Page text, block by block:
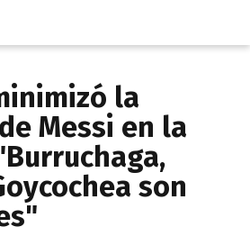
la
Messi en la
son